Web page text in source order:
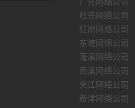
广元网络公司
旺苍网络公司
红原网络公司
东坡网络公司
蓬溪网络公司
南溪网络公司
夹江网络公司
新津网络公司